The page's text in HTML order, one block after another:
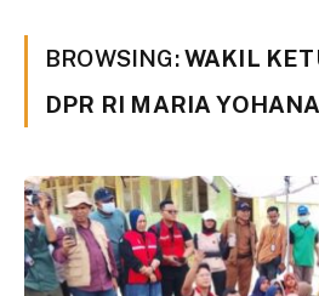
BROWSING:WAKIL
DPR RI MARIA